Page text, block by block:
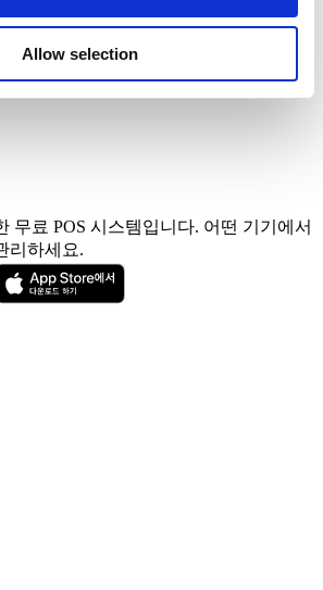
other information that you’ve
that they’ve collected from your use
consent to the use of cookies by
Allow selection
무료 POS 시스템입니다. 어떤 기기에서
리하세요.